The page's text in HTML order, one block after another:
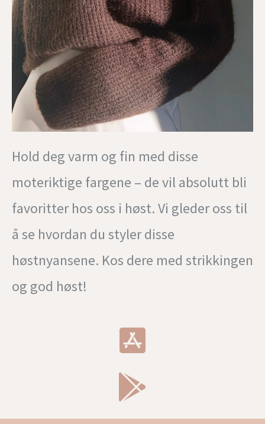
Hold deg varm og fin med disse
moteriktige fargene – de vil absolutt bli
favoritter hos oss i høst. Vi gleder oss til
å se hvordan du styler disse
høstnyansene. Kos dere med strikkingen
og god høst!